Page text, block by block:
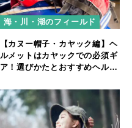
海・川・湖のフィールド
【カヌー帽子・カヤック編】ヘ
ルメットはカヤックでの必須ギ
ア！選びかたとおすすめヘルメ